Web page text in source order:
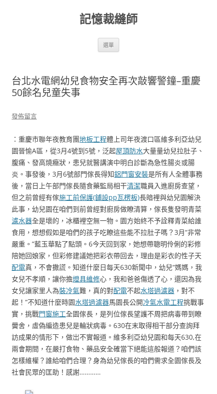
記憶裁縫師
選單
台北水電網幼兒食物安全再次敲響警鐘–重慶
50餘名兒童失事
發佈留言
：重慶市聯年夜教育團地板工程體上司年夜渡口區維多利亞幼兒
園晉愉A區，從3月4號到5號，泛起屋頂防水大量量幼兒拉肚子、
腹痛、發高燒癥狀，患兒就醫講演中明白診斷為急性腸炎或腸
炎。事發後，3月6號部門傢長得知鋁門窗安裝是所有人全體事務
後，當日上午部門傢長隨食藥監局相干清潔職員入進廚房查望，
但之前曾經有傢施工前保護(鋪設pp瓦楞板)長暗裡與幼兒園解決
此事，幼兒園在咱們到前曾經對廚房做瞭清算，傢長隻發明青菜
濾水器全是壞的，冰櫃裡空無一物。園方始終不予詮釋青菜給誰
食用，想想假如是咱們的孩子吃瞭這些能不拉肚子嗎？3月“非常
嚴重。”藍玉華點了點頭。6今天回到家，她想帶聰明伶俐的彩修
陪她回娘家，但彩修建議她把彩衣帶回去，理由是彩衣的性子天
配電真，不會撒謊。知道什麼日每天630新聞中，幼兒“媽媽，我
女兒不孝順，讓你擔燈具維修心，我和爸爸傷透了心，還因為我
女兒讓家里人為裝冷氣難，真的對配電不起水塔過濾器 ，對不
起！”不知道什麼時園水塔過濾器馬園長公開冷氣水電工程挑戰事
實，挑戰門窗施工全園傢長，是列位傢長望護不周把病毒帶到瞭
黌舍，虛偽編造患兒是輪狀病毒。630在末取得相干部分查詢拜
訪成果的情形下，做岀不實報道。維多利亞幼兒園和每天630,在
兩會期間，在嚴打食物、藥品安全確當下絕能這般報道？咱們該
怎樣維權？誰給咱們合理？身為幼兒傢長的咱們需求全園傢長及
社會民眾的匡助！感謝…………